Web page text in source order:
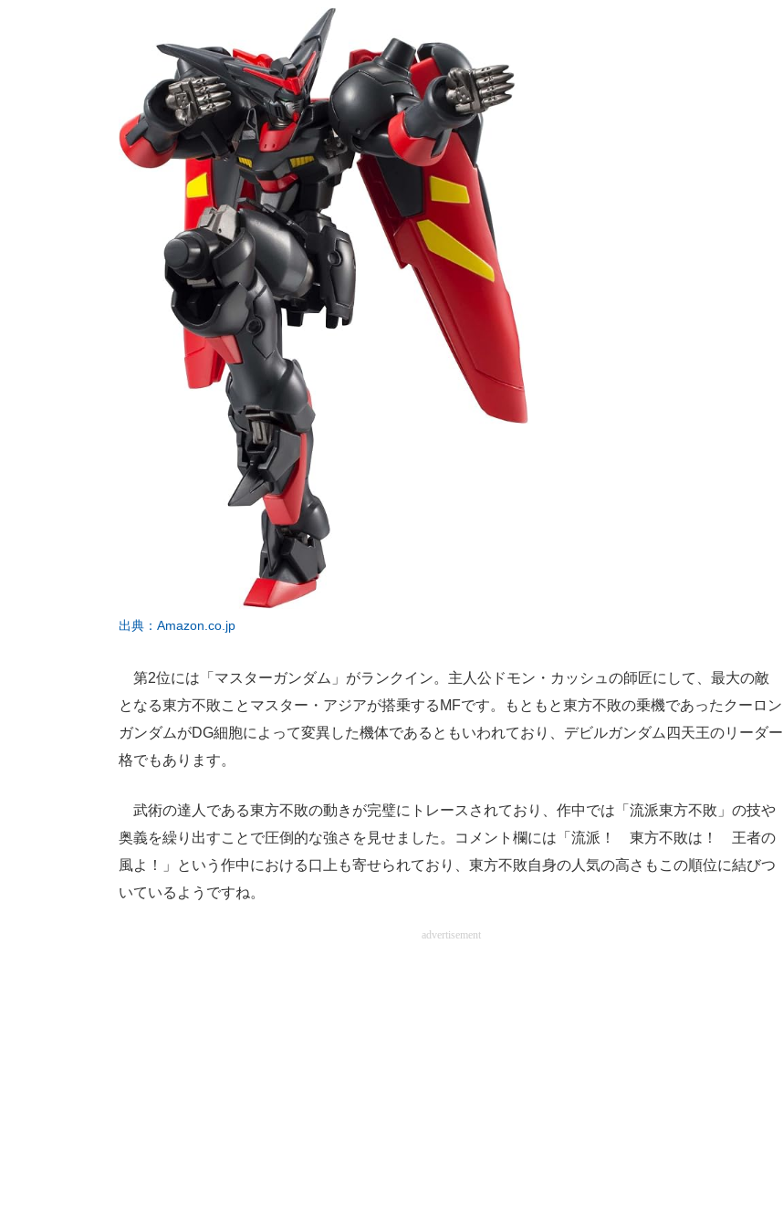
出典：Amazon.co.jp
第2位には「マスターガンダム」がランクイン。主人公ドモン・カッシュの師匠にして、最大の敵
となる東方不敗ことマスター・アジアが搭乗するMFです。もともと東方不敗の乗機であったクーロン
ガンダムがDG細胞によって変異した機体であるともいわれており、デビルガンダム四天王のリーダー
格でもあります。
武術の達人である東方不敗の動きが完璧にトレースされており、作中では「流派東方不敗」の技や
奥義を繰り出すことで圧倒的な強さを見せました。コメント欄には「流派！ 東方不敗は！ 王者の
風よ！」という作中における口上も寄せられており、東方不敗自身の人気の高さもこの順位に結びつ
いているようですね。
advertisement